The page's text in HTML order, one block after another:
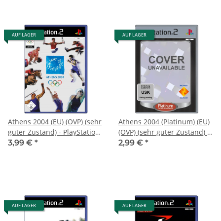
AUF LAGER
Athens 2004 (EU) (OVP) (sehr
guter Zustand) - PlayStation
2 (PS2)
3,99 € *
AUF LAGER
Athens 2004 (Platinum) (EU)
(OVP) (sehr guter Zustand) -
PlayStation 2 (PS2)
2,99 € *
AUF LAGER AUF LAGER